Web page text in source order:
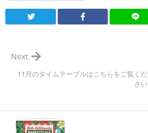
11月のタイムテーブルはこちらをご覧くだ
さい
Next